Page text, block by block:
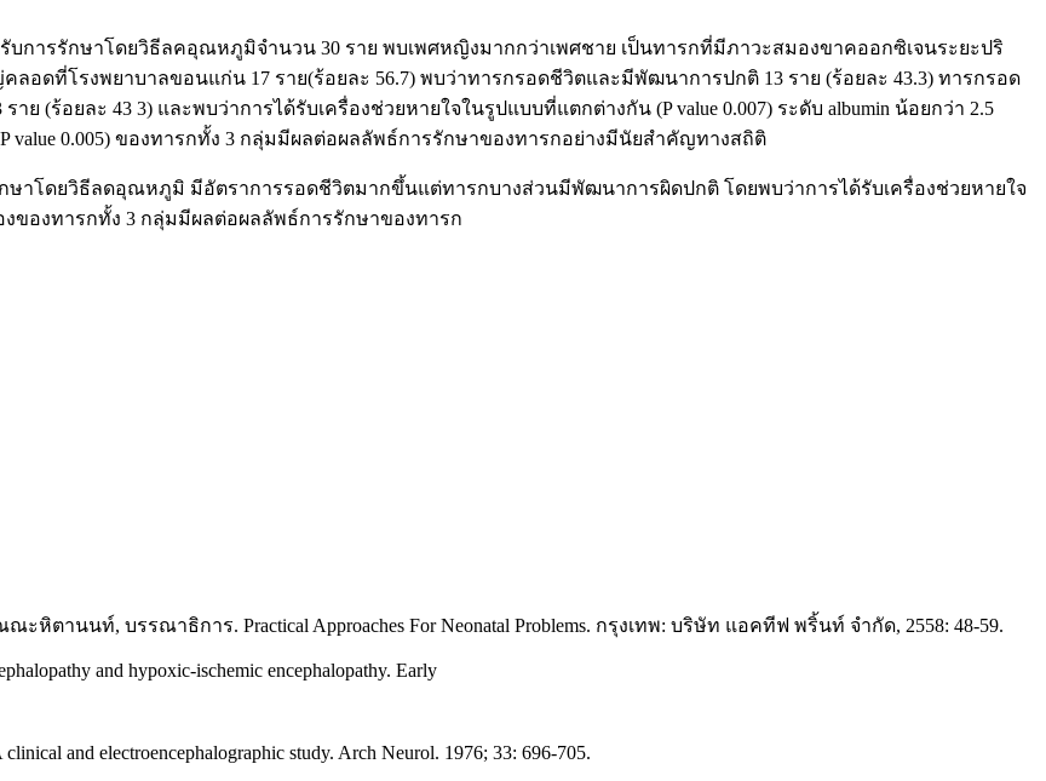
การรักษาโดยวิธีลคอุณหภูมิจำนวน 30 ราย พบเพศหญิงมากกว่าเพศชาย เป็นทารกที่มีภาวะสมองขาคออกซิเจนระยะปริ
ลอดที่โรงพยาบาลขอนแก่น 17 ราย(ร้อยละ 56.7) พบว่าทารกรอดชีวิตและมีพัฒนาการปกติ 13 ราย (ร้อยละ 43.3) ทารกรอด
(ร้อยละ 43 3) และพบว่าการได้รับเครื่องช่วยหายใจในรูปแบบที่แตกต่างกัน (P value 0.007) ระดับ albumin น้อยกว่า 2.5
value 0.005) ของทารกทั้ง 3 กลุ่มมีผลต่อผลลัพธ์การรักษาของทารกอย่างมีนัยสำคัญทางสถิติ
าโดยวิธีลดอุณหภูมิ มีอัตราการรอดชีวิตมากขึ้นแต่ทารกบางส่วนมีพัฒนาการผิดปกติ โดยพบว่าการได้รับเครื่องช่วยหายใจ
ของทารกทั้ง 3 กลุ่มมีผลต่อผลลัพธ์การรักษาของทารก
ะหิตานนท์, บรรณาธิการ. Practical Approaches For Neonatal Problems. กรุงเทพ: บริษัท แอคทีฟ พริ้นท์ จำกัด, 2558: 48-59.
and hypoxic-ischemic encephalopathy. Early
and electroencephalographic study. Arch Neurol. 1976; 33: 696-705.